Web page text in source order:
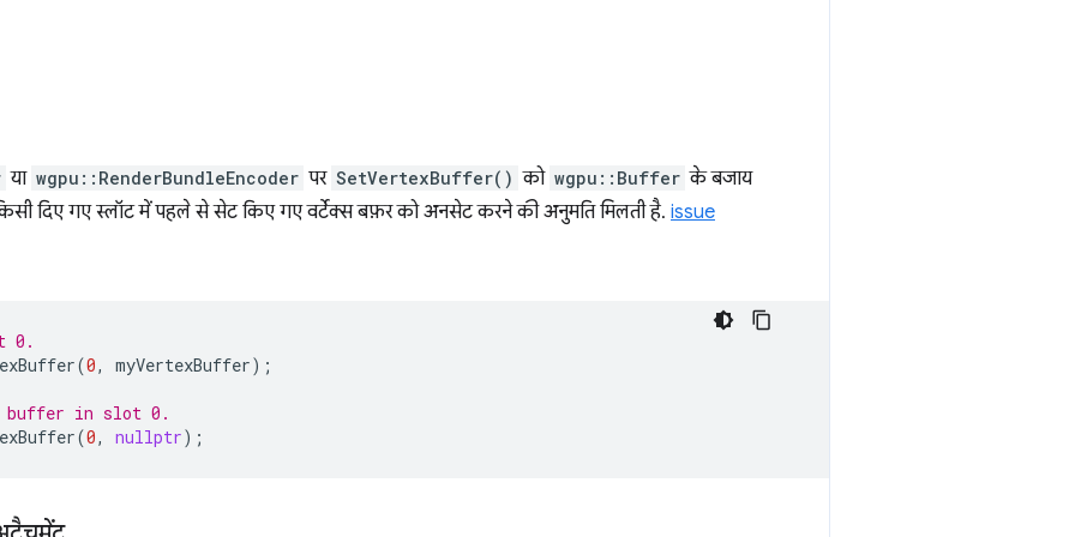
या wgpu::RenderBundleEncoder पर SetVertexBuffer() को wgpu::Buffer के बजाय
दिए गए स्लॉट में पहले से सेट किए गए वर्टेक्स बफ़र को अनसेट करने की अनुमति मिलती है. issue
0.
(0, myVertexBuffer);
buffer in slot 0.
(0, nullptr);